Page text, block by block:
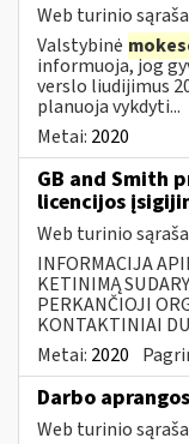
Web turinio
Valstybinė
informuoja, jog
verslo liudijimus
planuoja vykdyti...
Metai: 2020
GB and Smith
licencijos
Web turinio
INFORMACIJA
KETINIMĄ
PERKANČIOJI
KONTAKTINIAI
Metai: 2020
Darbo
Web turinio